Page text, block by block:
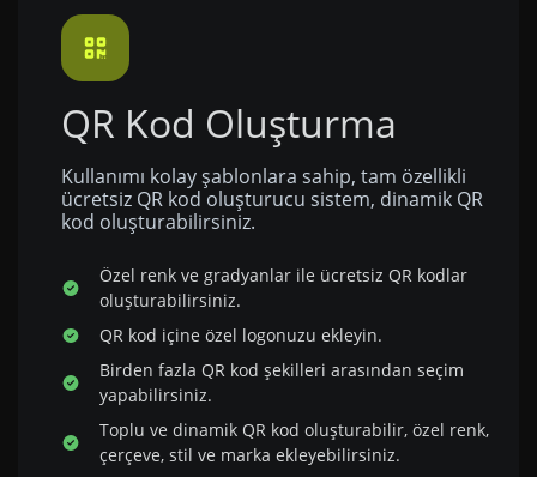
QR Kod Oluşturma
Kullanımı kolay şablonlara sahip, tam özellikli
ücretsiz QR kod oluşturucu sistem, dinamik QR
kod oluşturabilirsiniz.
Özel renk ve gradyanlar ile ücretsiz QR kodlar
oluşturabilirsiniz.
QR kod içine özel logonuzu ekleyin.
Birden fazla QR kod şekilleri arasından seçim
yapabilirsiniz.
Toplu ve dinamik QR kod oluşturabilir, özel renk,
çerçeve, stil ve marka ekleyebilirsiniz.